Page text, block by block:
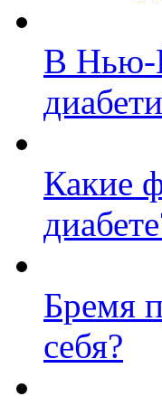
В Нью-
Какие
Бремя
себя?